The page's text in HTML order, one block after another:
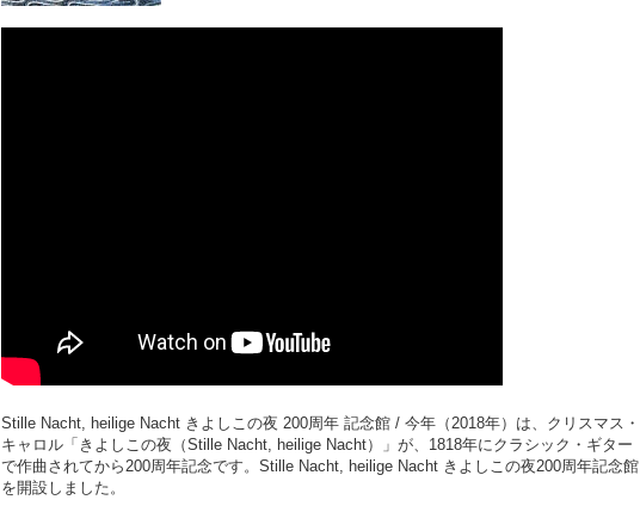
Stille Nacht, heilige Nacht きよしこの夜 200周年 記念館 / 今年（2018年）は、クリスマス・
キャロル「きよしこの夜（Stille Nacht, heilige Nacht）」が、1818年にクラシック・ギター
で作曲されてから200周年記念です。Stille Nacht, heilige Nacht きよしこの夜200周年記念館
を開設しました。